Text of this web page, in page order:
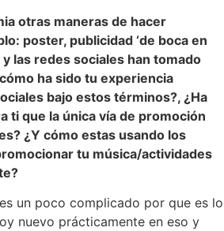
otras maneras de hacer
poster, publicidad ‘de boca en
y las redes sociales han tomado
ha sido tu experiencia
bajo estos términos?, ¿Ha
ti que la única vía de promoción
¿Y cómo estas usando los
tu música/actividades
un poco complicado por que es lo
nuevo prácticamente en eso y